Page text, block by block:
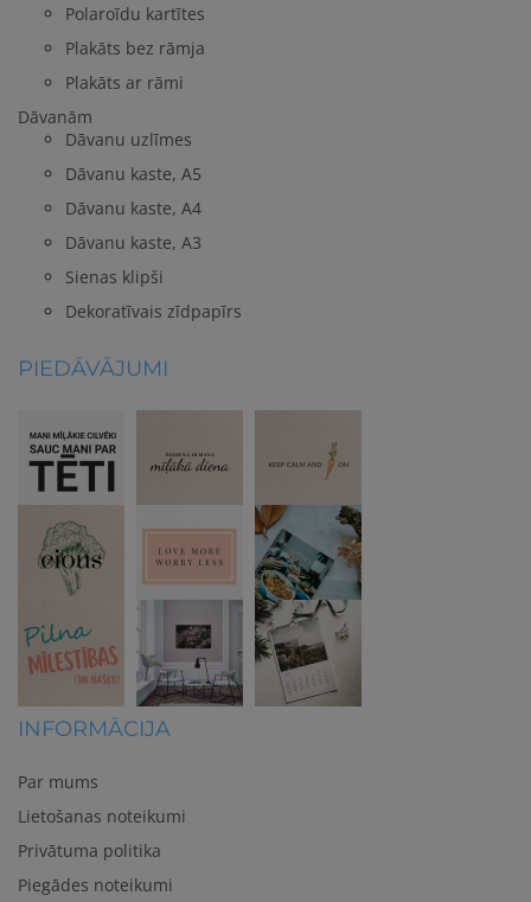
Polaroīdu kartītes
Plakāts bez rāmja
Plakāts ar rāmi
Dāvanām
Dāvanu uzlīmes
Dāvanu kaste, A5
Dāvanu kaste, A4
Dāvanu kaste, A3
Sienas klipši
Dekoratīvais zīdpapīrs
PIEDĀVĀJUMI
INFORMĀCIJA
Par mums
Lietošanas noteikumi
Privātuma politika
Piegādes noteikumi